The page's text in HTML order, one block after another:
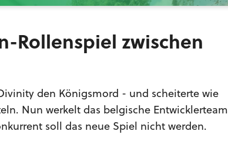
Rollenspiel zwischen
den Königsmord - und scheiterte wie
Nun werkelt das belgische Entwicklerteam
soll das neue Spiel nicht werden.